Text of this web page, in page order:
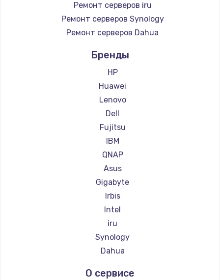
Ремонт серверов iru
Ремонт серверов Synology
Ремонт серверов Dahua
Бренды
HP
Huawei
Lenovo
Dell
Fujitsu
IBM
QNAP
Asus
Gigabyte
Irbis
Intel
iru
Synology
Dahua
О сервисе